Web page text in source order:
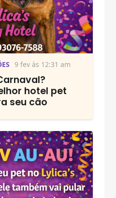
9 fev às 12:31 am
hotel pet
seu cão